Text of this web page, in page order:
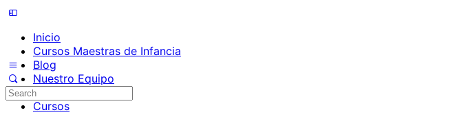
Inicio
Cursos Maestras de Infancia
Blog
Nuestro Equipo
Contáctanos
Cursos